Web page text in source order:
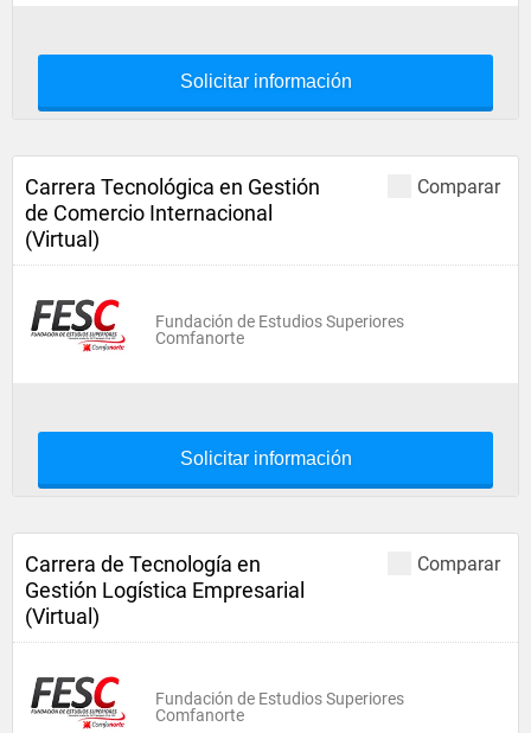
Solicitar información
Comparar
Carrera Tecnológica en Gestión
de Comercio Internacional
(Virtual)
Fundación de Estudios Superiores
Comfanorte
Solicitar información
Comparar
Carrera de Tecnología en
Gestión Logística Empresarial
(Virtual)
Fundación de Estudios Superiores
Comfanorte